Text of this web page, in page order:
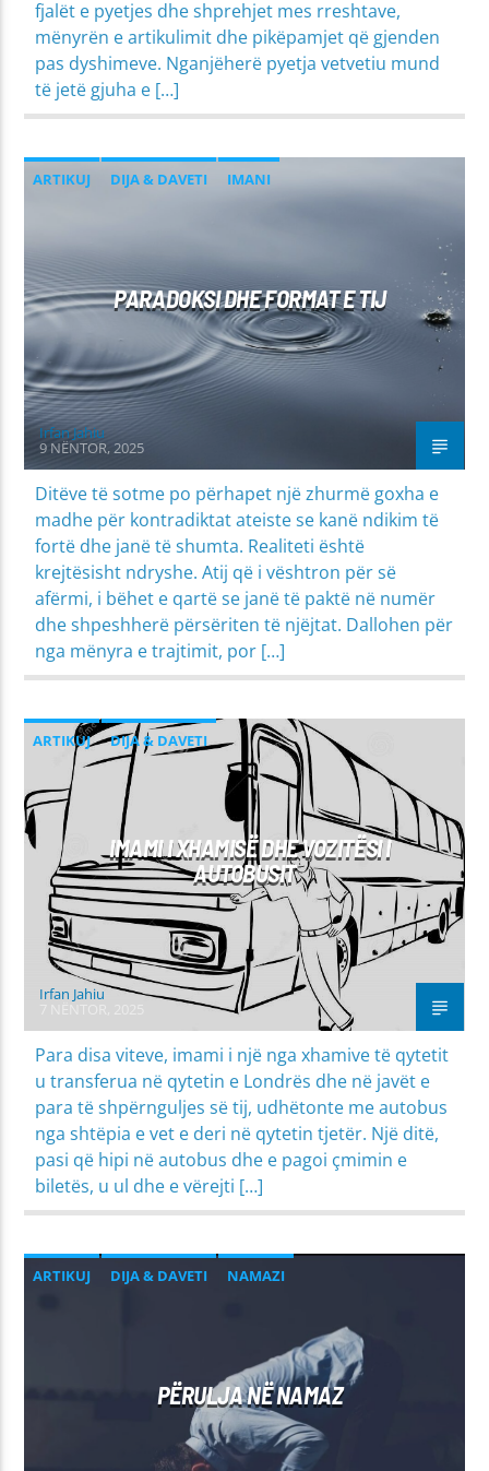
fjalët e pyetjes dhe shprehjet mes rreshtave,
mënyrën e artikulimit dhe pikëpamjet që gjenden
pas dyshimeve. Nganjëherë pyetja vetvetiu mund
të jetë gjuha e […]
ARTIKUJ DIJA & DAVETI IMANI
PARADOKSI DHE FORMAT E TIJ
Irfan Jahiu
9 NËNTOR, 2025
Ditëve të sotme po përhapet një zhurmë goxha e
madhe për kontradiktat ateiste se kanë ndikim të
fortë dhe janë të shumta. Realiteti është
krejtësisht ndryshe. Atij që i vështron për së
afërmi, i bëhet e qartë se janë të paktë në numër
dhe shpeshherë përsëriten të njëjtat. Dallohen për
nga mënyra e trajtimit, por […]
ARTIKUJ
DIJA & DAVETI
MIRËSJELLJA - EDUKATA FETARE
IMAMI I XHAMISË DHE VOZITËSI I
AUTOBUSIT
Irfan Jahiu
Para disa viteve, imami i një nga xhamive të qytetit
u transferua në qytetin e Londrës dhe në javët e
para të shpërnguljes së tij, udhëtonte me autobus
nga shtëpia e vet e deri në qytetin tjetër. Një ditë,
pasi që hipi në autobus dhe e pagoi çmimin e
biletës, u ul dhe e vërejti […]
ARTIKUJ DIJA & DAVETI NAMAZI
PËRULJA NË NAMAZ